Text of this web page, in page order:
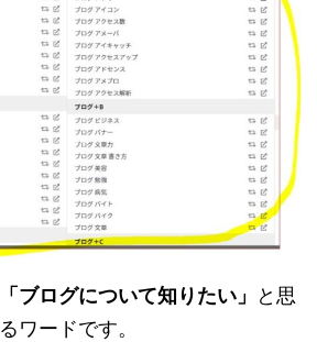
「ブログについて知りたい」
と思
ワードです。